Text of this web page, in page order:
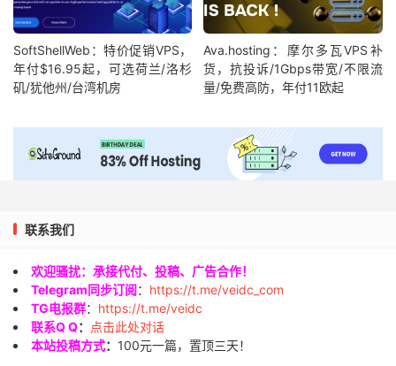
SoftShellWeb：特价促销VPS，
年付$16.95起，可选荷兰/洛杉
矶/犹他州/台湾机房
Ava.hosting：摩尔多瓦VPS补
货，抗投诉/1Gbps带宽/不限流
量/免费高防，年付11欧起
联系我们
欢迎骚扰：承接代付、投稿、广告合作！
Telegram同步订阅： https://t.me/veidc_com
TG电报群： https://t.me/veidc
联系Q Q：
点击此处对话
本站投稿方式： 100元一篇，置顶三天！